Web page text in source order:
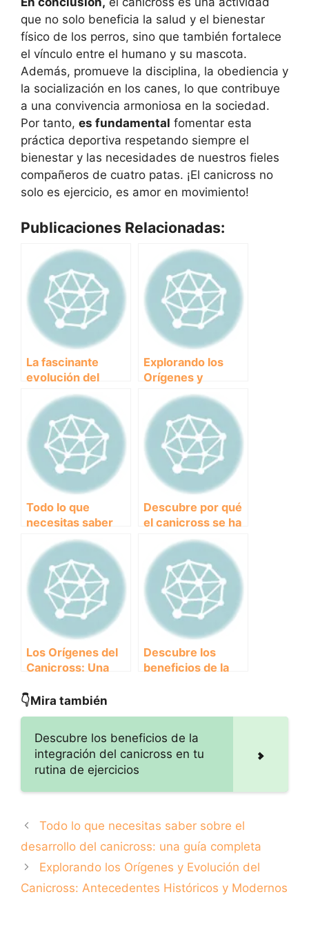
que no solo beneficia la salud y el bienestar
físico de los perros, sino que también fortalece
el vínculo entre el humano y su mascota.
Además, promueve la disciplina, la obediencia y
la socialización en los canes, lo que contribuye
a una convivencia armoniosa en la sociedad.
Por tanto, es fundamental fomentar esta
práctica deportiva respetando siempre el
bienestar y las necesidades de nuestros fieles
compañeros de cuatro patas. ¡El canicross no
solo es ejercicio, es amor en movimiento!
Publicaciones Relacionadas:
La fascinante
evolución del
canicross: de
actividad
deportiva a
vínculo humano-
canino inseparable
Explorando los
Orígenes y
Evolución del
Canicross:
Antecedentes
Históricos y
Modernos
Todo lo que
necesitas saber
sobre el desarrollo
del canicross: una
guía completa
Descubre por qué
el canicross se ha
convertido en la
actividad favorita
de los dueños de
perros
Los Orígenes del
Canicross: Una
entre Humanos y
Descubre los
beneficios de la
👇Mira también
Descubre los beneficios de la
integración del canicross en tu
rutina de ejercicios
Todo lo que necesitas saber sobre el
desarrollo del canicross: una guía completa
Explorando los Orígenes y Evolución del
Canicross: Antecedentes Históricos y Modernos